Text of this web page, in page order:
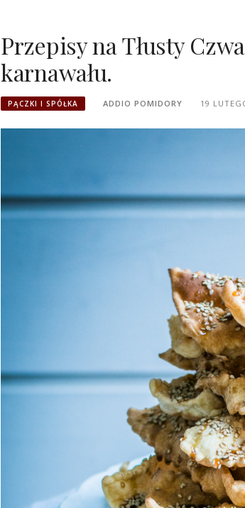
Przepisy na Tłusty
karnawału.
PĄCZKI I SPÓŁKA ADDIO POMIDORY 19